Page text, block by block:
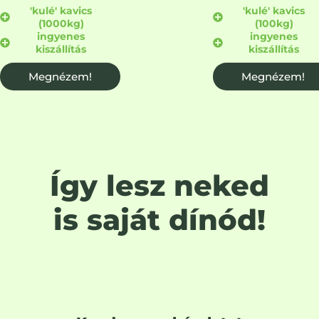
'kulé' kavics
(100kg)
ingyenes
kiszállítás
Megnézem!
'kulé' kavics
(1000kg)
ingyenes
kiszállítás
Megnézem!
Így lesz neked
is saját dínód!